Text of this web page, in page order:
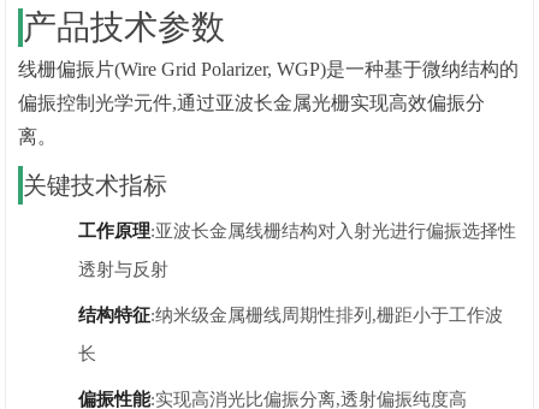
产品技术参数
线栅偏振片(Wire Grid Polarizer, WGP)是一种基于微纳结构的
偏振控制光学元件,通过亚波长金属光栅实现高效偏振分
离。
关键技术指标
工作原理:亚波长金属线栅结构对入射光进行偏振选择性
透射与反射
结构特征:纳米级金属栅线周期性排列,栅距小于工作波
长
偏振性能:实现高消光比偏振分离,透射偏振纯度高